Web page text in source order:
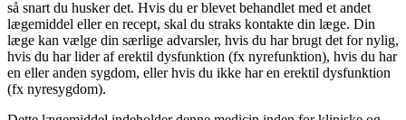
så snart du husker det. Hvis du er blevet behandlet med et andet
lægemiddel eller en recept, skal du straks kontakte din læge. Din
læge kan vælge din særlige advarsler, hvis du har brugt det for nylig,
hvis du har lider af erektil dysfunktion (fx nyrefunktion), hvis du har
en eller anden sygdom, eller hvis du ikke har en erektil dysfunktion
(fx nyresygdom).